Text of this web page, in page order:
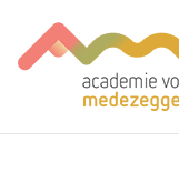
naar
de